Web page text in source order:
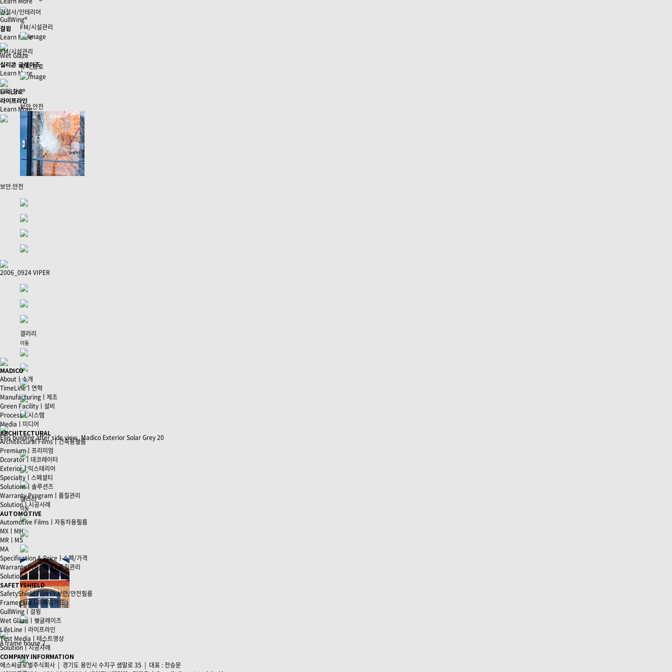
GullWing®
걸윙
Learn More
Wet Glaze
실리콘 글레이즈
Learn More
LifeLine®
라이프라인
Learn More
건설사/인테리어
FM/시설관리
FM/시설관리
유리,창호
유리,창호
보안.안전
보안.안전
2006_0924 VIPER
갤러리
이동
Ellis building after side view_Madico Exterior Solar Grey 20
갤러리
이동
A frame house 2
MADICO
Aboutㅣ소개
TimeLineㅣ연혁
Manufacturingㅣ제조
Green Facilityㅣ설비
Processㅣ시스템
Mediaㅣ미디어
ARCHITECTURAL
Architectural Filmsㅣ건축용필름
Premiumㅣ프리미엄
Dcoratorㅣ데코레이터
Exteriorㅣ익스테리어
Specialtyㅣ스페셜티
Solutionsㅣ솔루션즈
Warranty Programㅣ품질관리
Solutionㅣ시공사례
AUTOMOTIVE
Automotive Filmsㅣ자동차용필름
MX ㅣ MH
MR ㅣ MS
MA
Specification & Priceㅣ스펙/가격
Warranty Programㅣ품질관리
Solutionㅣ시공사례
SAFETYSHIELD
SafetyShield Filmsㅣ보안/안전필름
Framegardㅣ프레임가드
GullWingㅣ걸윙
Wet Glazeㅣ웻글레이즈
LifeLineㅣ라이프라인
Test Mediaㅣ테스트영상
Solutionㅣ시공사례
COMPANY INFORMATION
에스씨글로벌주식회사 | 경기도 용인시 수지구 샘말로 35 | 대표 : 전승문